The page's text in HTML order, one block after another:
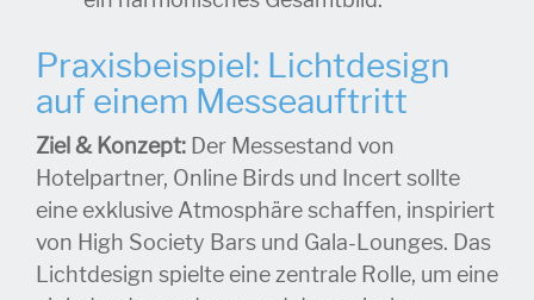
Praxisbeispiel: Lichtdesign
auf einem Messeauftritt
Ziel & Konzept: Der Messestand von
Hotelpartner, Online Birds und Incert sollte
eine exklusive Atmosphäre schaffen, inspiriert
von High Society Bars und Gala-Lounges. Das
Lichtdesign spielte eine zentrale Rolle, um eine